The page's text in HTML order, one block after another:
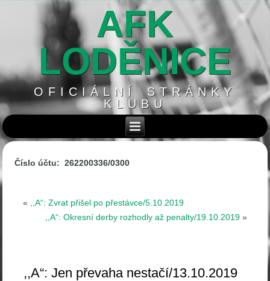
AFK
LODĚNICE
OFICIÁLNÍ STRÁNKY
KLUBU
Číslo účtu: 262200336/0300
«
,,A“: Zvrat přišel po přestávce/5.10.2019
,,A“: Okresní derby rozhodly až penalty/19.10.2019»
,,A“: Jen převaha nestačí/13.10.2019